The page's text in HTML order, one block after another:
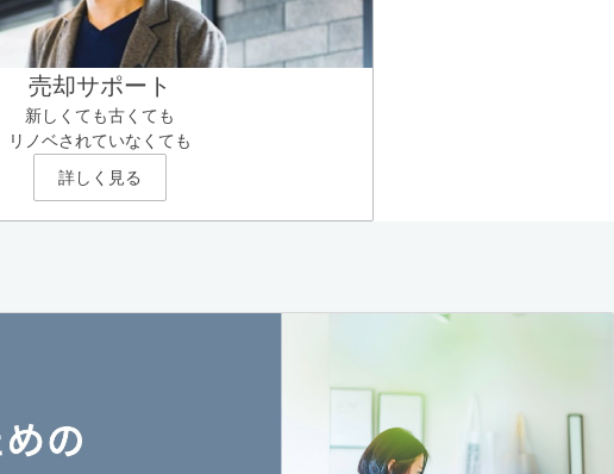
売却サポート
新しくても古くても
リノベされていなくても
詳しく見る